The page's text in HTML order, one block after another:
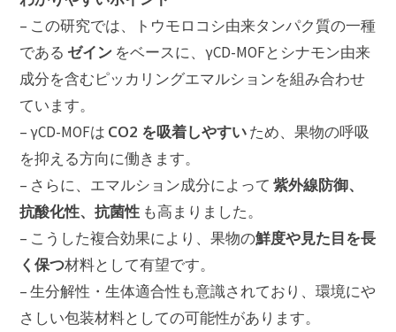
– この研究では、トウモロコシ由来タンパク質の一種
である ゼイン をベースに、γCD-MOFとシナモン由来
成分を含むピッカリングエマルションを組み合わせ
ています。
– γCD-MOFは CO2 を吸着しやすいため、果物の呼吸
を抑える方向に働きます。
– さらに、エマルション成分によって 紫外線防御、
抗酸化性、抗菌性 も高まりました。
– こうした複合効果により、果物の鮮度や見た目を長
く保つ材料として有望です。
– 生分解性・生体適合性も意識されており、環境にや
さしい包装材料としての可能性があります。